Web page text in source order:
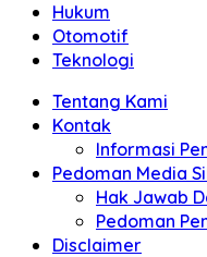
Hukum
Otomotif
Teknologi
Tentang Kami
Kontak
Informasi
Pedoman Media
Hak Jawab
Pedoman
Disclaimer